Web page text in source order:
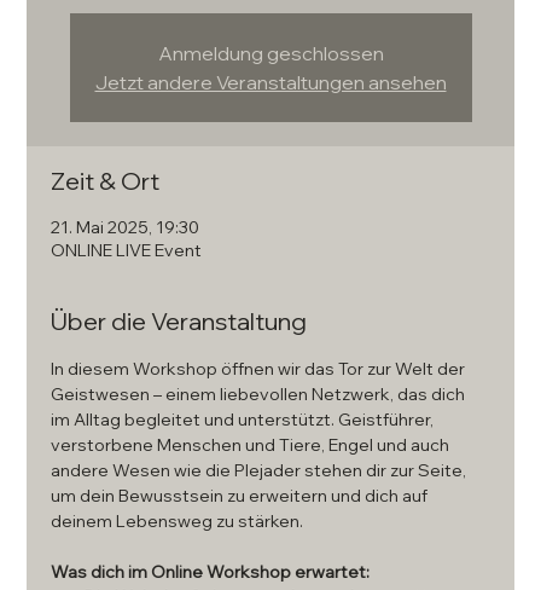
Anmeldung geschlossen
Jetzt andere Veranstaltungen ansehen
Zeit & Ort
21. Mai 2025, 19:30
ONLINE LIVE Event
Über die Veranstaltung
In diesem Workshop öffnen wir das Tor zur Welt der
Geistwesen – einem liebevollen Netzwerk, das dich
im Alltag begleitet und unterstützt. Geistführer,
verstorbene Menschen und Tiere, Engel und auch
andere Wesen wie die Plejader stehen dir zur Seite,
um dein Bewusstsein zu erweitern und dich auf
deinem Lebensweg zu stärken.
Was dich im Online Workshop erwartet: